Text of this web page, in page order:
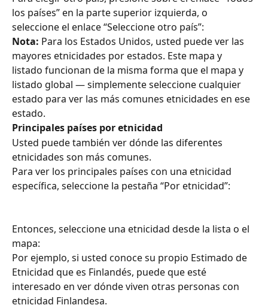
los países” en la parte superior izquierda, o
seleccione el enlace “Seleccione otro país”: ​​​​​
Nota: Para los Estados Unidos, usted puede ver las
mayores etnicidades por estados. Este mapa y
listado funcionan de la misma forma que el mapa y
listado global — simplemente seleccione cualquier
estado para ver las más comunes etnicidades en ese
estado.​​​​​ ​​
Principales países por etnicidad ​​
Usted puede también ver dónde las diferentes
etnicidades son más comunes. ​​
Para ver los principales países con una etnicidad
específica, seleccione la pestaña “Por etnicidad”: ​​
Entonces, seleccione una etnicidad desde la lista o el
mapa: ​​
​​​​​​Por ejemplo, si usted conoce su propio Estimado de
Etnicidad que es Finlandés, puede que esté
interesado en ver dónde viven otras personas con
etnicidad Finlandesa.